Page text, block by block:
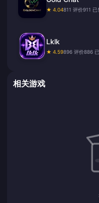
★ 4.04811 评价911 已
Lklk
★ 4.59896 评价886
相关游戏